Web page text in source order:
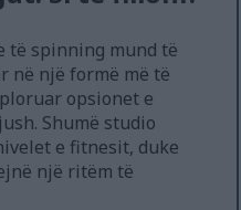
të spinning mund të
në një formë më të
opsionet e
Shumë studio
e fitnesit, duke
një ritëm të